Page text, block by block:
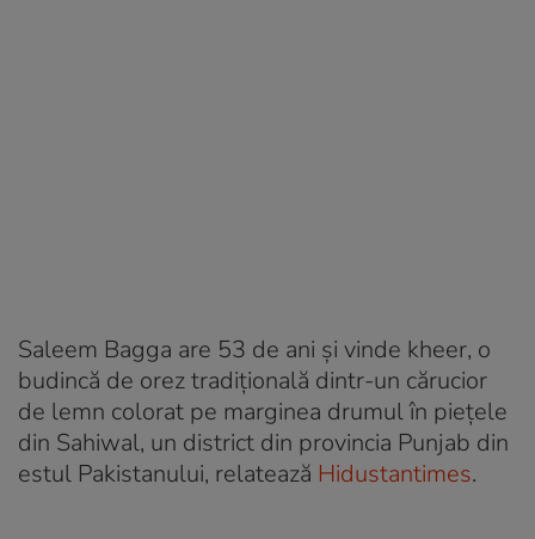
Saleem Bagga are 53 de ani și vinde kheer, o
budincă de orez tradițională dintr-un cărucior
de lemn colorat pe marginea drumul în piețele
din Sahiwal, un district din provincia Punjab din
estul Pakistanului, relatează Hidustantimes.